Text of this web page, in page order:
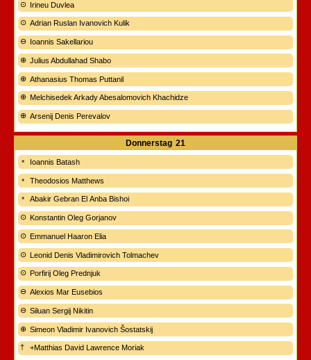
Irineu Duvlea
Adrian Ruslan Ivanovich Kulik
Ioannis Sakellariou
Julius Abdullahad Shabo
Athanasius Thomas Puttanil
Melchisedek Arkady Abesalomovich Khachidze
Arsenij Denis Perevalov
Donnerstag 21
Ioannis Batash
Theodosios Matthews
Abakir Gebran El Anba Bishoi
Konstantin Oleg Gorjanov
Emmanuel Haaron Elia
Leonid Denis Vladimirovich Tolmachev
Porfirij Oleg Prednjuk
Alexios Mar Eusebios
Siluan Sergij Nikitin
Simeon Vladimir Ivanovich Šostatskij
+Matthias David Lawrence Moriak